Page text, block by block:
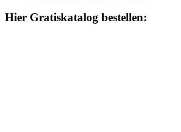
Hier Gratiskatalog bestellen: